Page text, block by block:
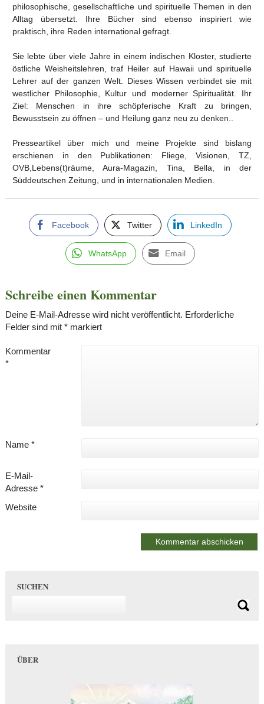
philosophische, gesellschaftliche und spirituelle Themen in den
Alltag übersetzt. Ihre Bücher sind ebenso inspiriert wie
praktisch, ihre Reden international gefragt.
Sie lebte über viele Jahre in einem indischen Kloster, studierte
östliche Weisheitslehren, traf Heiler auf Hawaii und spirituelle
Lehrer auf der ganzen Welt. Dieses Wissen verbindet sie mit
westlicher Philosophie, Kultur und moderner Spiritualität. Ihr
Ziel: Menschen in ihre schöpferische Kraft zu bringen,
Bewusstsein zu öffnen – und Heilung ganz neu zu denken..
Presseartikel über mich und meine Projekte sind bislang
erschienen in den Publikationen: Fliege, Visionen, TZ,
OVB,Lebens(t)räume, Aura-Magazin, Tina, Bella, in der
Süddeutschen Zeitung, und in internationalen Medien.
Facebook Twitter LinkedIn
WhatsApp Email
Schreibe einen Kommentar
Deine E-Mail-Adresse wird nicht veröffentlicht. Erforderliche
Felder sind mit *markiert
Kommentar
*
Name *
E-Mail-
Adresse *
Website
SUCHEN
ÜBER